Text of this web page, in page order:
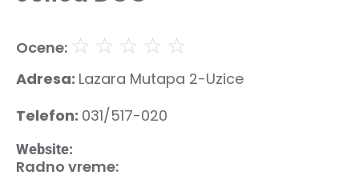
Ocene: ☆ ☆ ☆ ☆ ☆
Adresa: Lazara Mutapa 2-Uzice
Telefon: 031/517-020
Website:
Radno vreme: